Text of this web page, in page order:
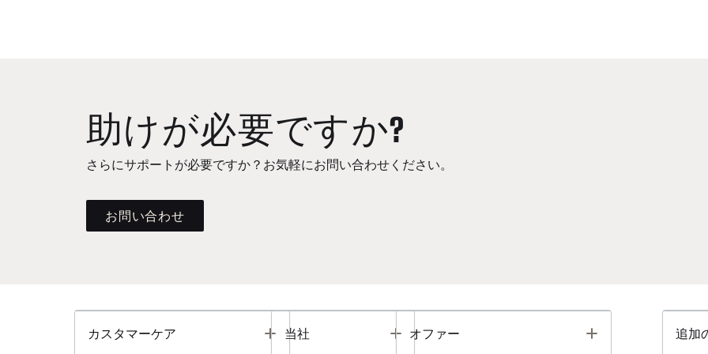
助けが必要ですか?
さらにサポートが必要ですか？お気軽にお問い合わせください。
お問い合わせ
カスタマーケア Toggle
当社 Toggle
オファー Toggle 追加